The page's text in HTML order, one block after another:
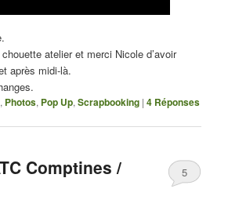
atelier et merci Nicole d’avoir
après midi-là.
, Photos, Pop Up,Scrapbooking |4 Réponses
Comptines /
5